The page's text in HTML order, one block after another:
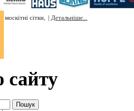
граніт 7 днів, | Ціни на вікна, | Ціни
москітні сітки, | Детальніше...